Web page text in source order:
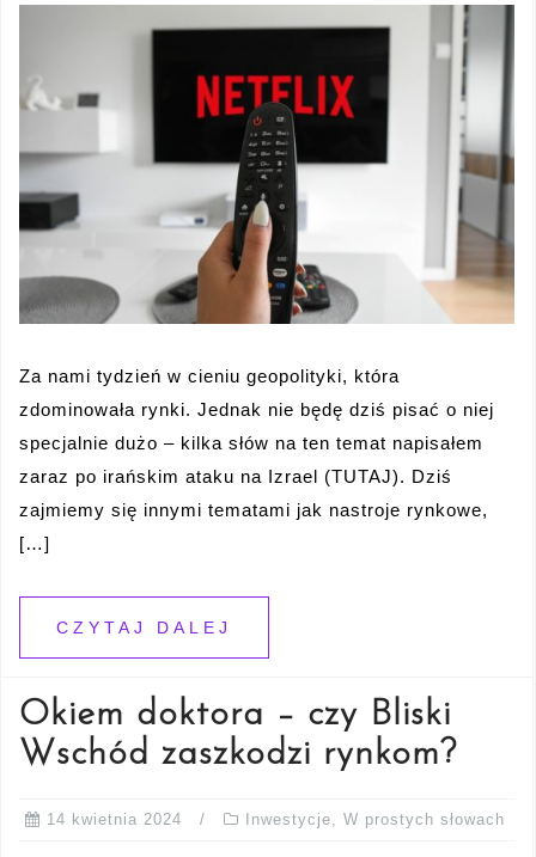
Za nami tydzień w cieniu geopolityki, która
zdominowała rynki. Jednak nie będę dziś pisać o niej
specjalnie dużo – kilka słów na ten temat napisałem
zaraz po irańskim ataku na Izrael (TUTAJ). Dziś
zajmiemy się innymi tematami jak nastroje rynkowe,
[…]
CZYTAJ DALEJ
Okiem doktora – czy Bliski
Wschód zaszkodzi rynkom?
14 kwietnia 2024 Inwestycje, W prostych słowach